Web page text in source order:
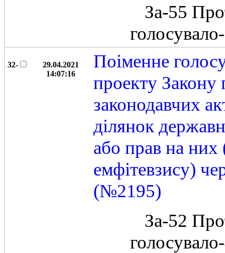
За-55
32-
29.04.2021
14:07:16
Поіменне
проекту Закону
законодавчих
ділянок
або прав на
емфітевзису)
(№2195)
За-52